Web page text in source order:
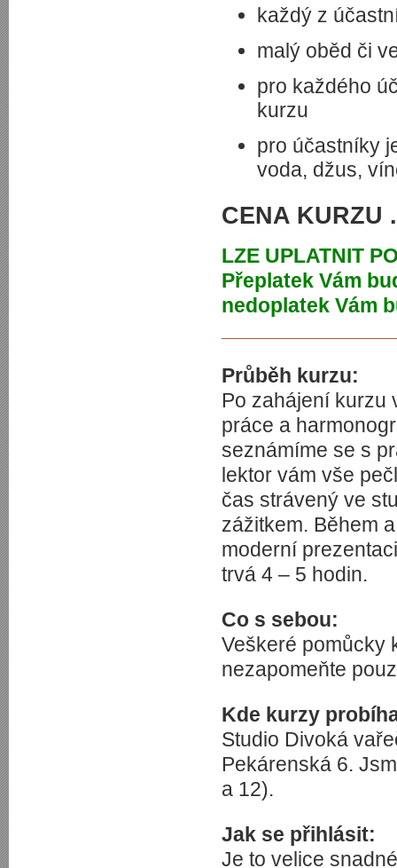
každý z
malý oběd či
pro každého
kurzu
pro účastníky
voda, džus,
CENA KURZU
LZE UPLATNIT
Přeplatek Vám
nedoplatek Vám
Průběh kurzu:
Po zahájení kurzu
práce a
seznámíme se s
lektor vám vše
čas strávený ve
zážitkem. Během
moderní
trvá 4 – 5 hodin.
Co s sebou:
Veškeré pomůcky
nezapomeňte
Kde kurzy
Studio Divoká
Pekárenská 6.
a 12).
Jak se přihlásit:
Je to velice